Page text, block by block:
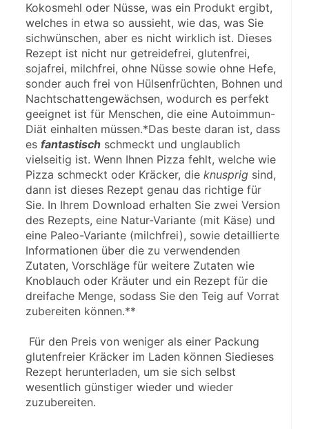
Kokosmehl oder Nüsse, was ein Produkt ergibt,
welches in etwa so aussieht, wie das, was Sie
sichwünschen, aber es nicht wirklich ist. Dieses
Rezept ist nicht nur getreidefrei, glutenfrei,
sojafrei, milchfrei, ohne Nüsse sowie ohne Hefe,
sonder auch frei von Hülsenfrüchten, Bohnen und
Nachtschattengewächsen, wodurch es perfekt
geeignet ist für Menschen, die eine Autoimmun-
Diät einhalten müssen.*Das beste daran ist, dass
es fantastisch schmeckt und unglaublich
vielseitig ist. Wenn Ihnen Pizza fehlt, welche wie
Pizza schmeckt oder Kräcker, die knusprig sind,
dann ist dieses Rezept genau das richtige für
Sie. In Ihrem Download erhalten Sie zwei Version
des Rezepts, eine Natur-Variante (mit Käse) und
eine Paleo-Variante (milchfrei), sowie detaillierte
Informationen über die zu verwendenden
Zutaten, Vorschläge für weitere Zutaten wie
Knoblauch oder Kräuter und ein Rezept für die
dreifache Menge, sodass Sie den Teig auf Vorrat
zubereiten können.**
glutenfreier Kräcker im Laden können Siedieses
Rezept herunterladen, um sie sich selbst
wesentlich günstiger wieder und wieder
zuzubereiten.